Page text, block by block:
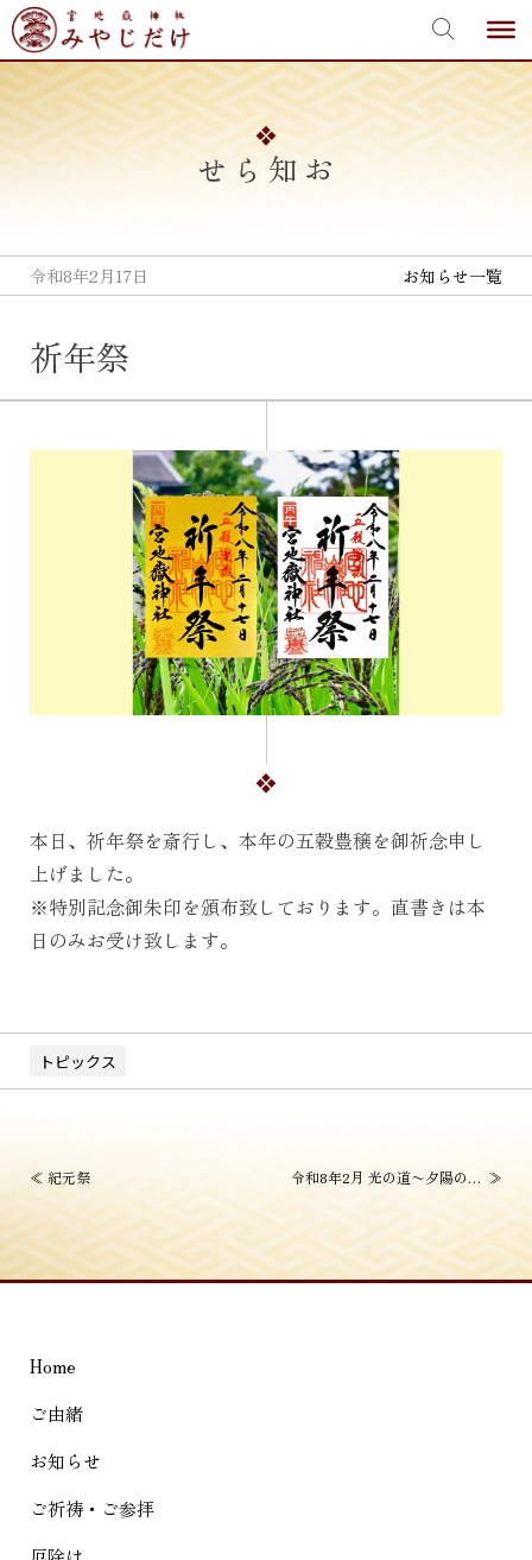
Skip
to
content
お知らせ
令和8年2月17日 お知らせ一覧
祈年祭
本日、祈年祭を斎行し、本年の五穀豊穣を御祈念申し
上げました。
※特別記念御朱印を頒布致しております。直書きは本
日のみお受け致します。
トピックス
投
稿
ナ
ー
シ
ョ
ン
≪ 紀元祭 令和8年2月 光の道〜夕陽のまつり〜 ≫
Home
ご由緒
お知らせ
ご祈祷・ご参拝